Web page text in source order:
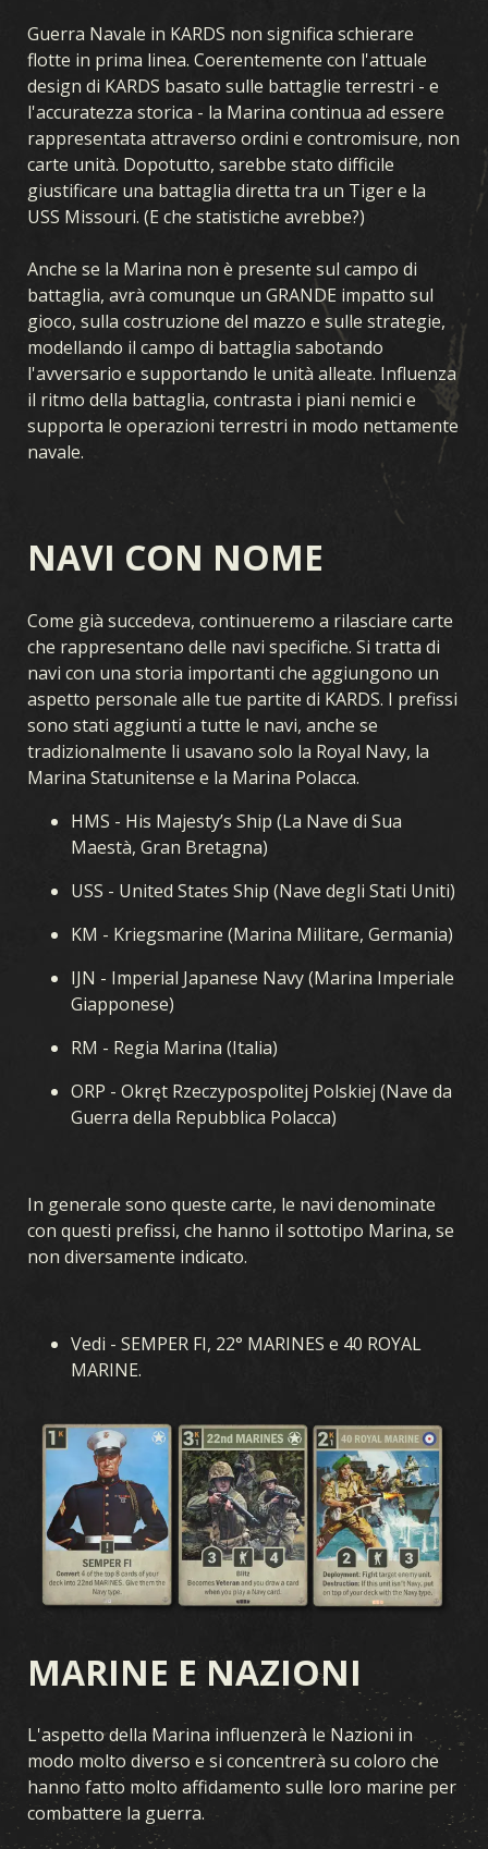
Guerra Navale in KARDS non significa schierare
flotte in prima linea. Coerentemente con l'attuale
design di KARDS basato sulle battaglie terrestri - e
l'accuratezza storica - la Marina continua ad essere
rappresentata attraverso ordini e contromisure, non
carte unità. Dopotutto, sarebbe stato difficile
giustificare una battaglia diretta tra un Tiger e la
USS Missouri. (E che statistiche avrebbe?)
Anche se la Marina non è presente sul campo di
battaglia, avrà comunque un GRANDE impatto sul
gioco, sulla costruzione del mazzo e sulle strategie,
modellando il campo di battaglia sabotando
l'avversario e supportando le unità alleate. Influenza
il ritmo della battaglia, contrasta i piani nemici e
supporta le operazioni terrestri in modo nettamente
navale.
NAVI CON NOME
Come già succedeva, continueremo a rilasciare carte
che rappresentano delle navi specifiche. Si tratta di
navi con una storia importanti che aggiungono un
aspetto personale alle tue partite di KARDS. I prefissi
sono stati aggiunti a tutte le navi, anche se
tradizionalmente li usavano solo la Royal Navy, la
Marina Statunitense e la Marina Polacca.
HMS - His Majesty’s Ship (La Nave di Sua
Maestà, Gran Bretagna)
USS - United States Ship (Nave degli Stati Uniti)
KM - Kriegsmarine (Marina Militare, Germania)
IJN - Imperial Japanese Navy (Marina Imperiale
Giapponese)
RM - Regia Marina (Italia)
ORP - Okręt Rzeczypospolitej Polskiej (Nave da
Guerra della Repubblica Polacca)
In generale sono queste carte, le navi denominate
con questi prefissi, che hanno il sottotipo Marina, se
non diversamente indicato.
Vedi - SEMPER FI, 22° MARINES e 40 ROYAL
MARINE.
MARINE E NAZIONI
L'aspetto della Marina influenzerà le Nazioni in
modo molto diverso e si concentrerà su coloro che
hanno fatto molto affidamento sulle loro marine per
combattere la guerra.